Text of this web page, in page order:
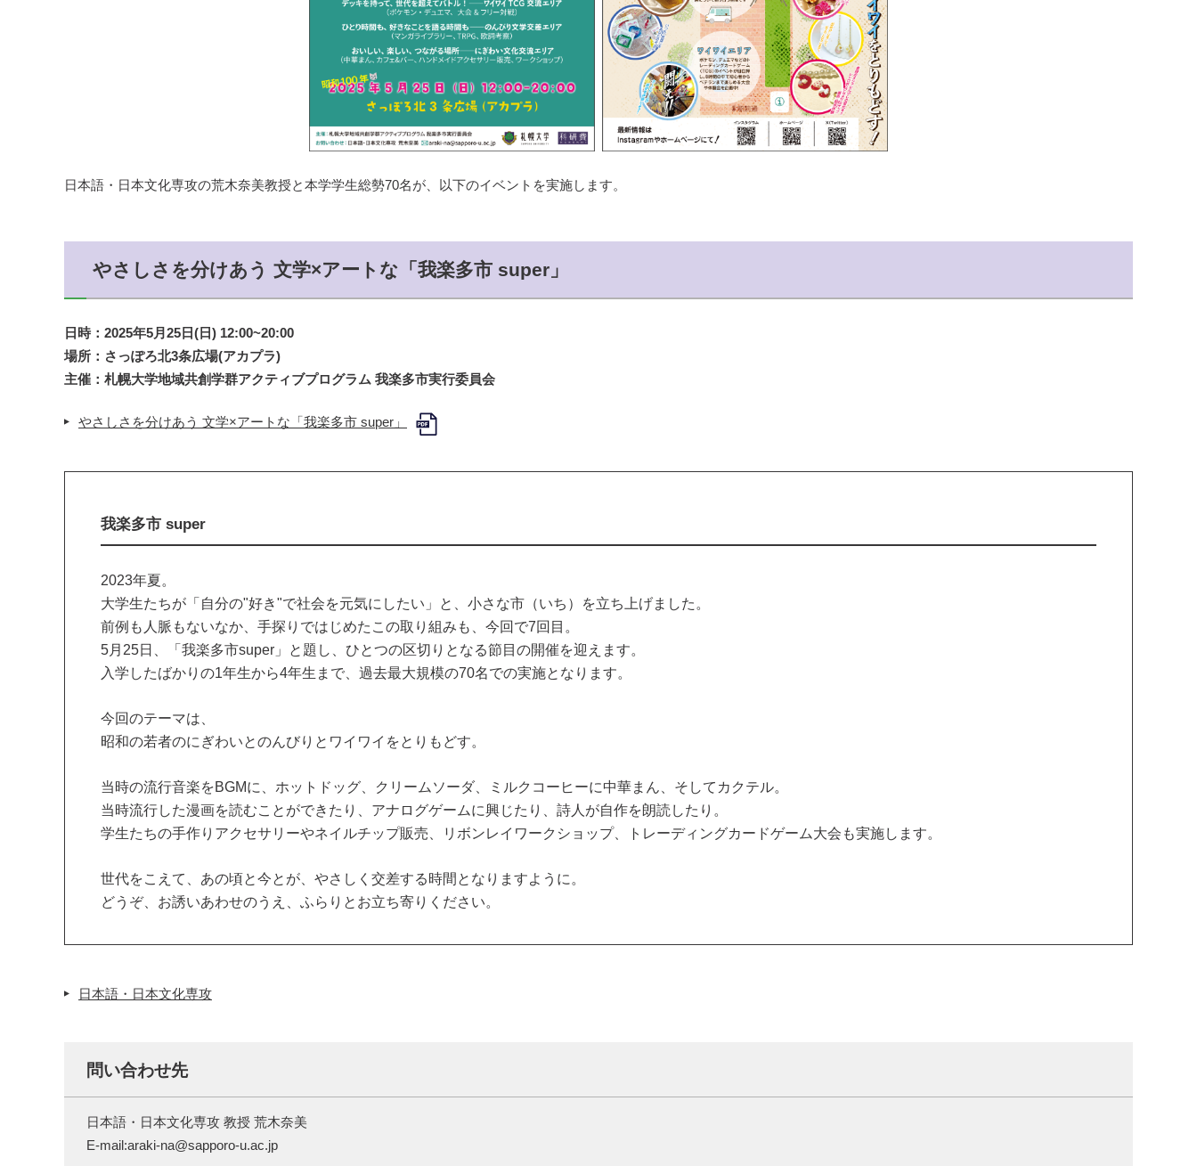
日本語・日本文化専攻の荒木奈美教授と本学学生総勢70名が、以下のイベントを実施します。
やさしさを分けあう 文学×アートな「我楽多市 super」
日時：2025年5月25日(日) 12:00~20:00
場所：さっぽろ北3条広場(アカプラ)
主催：札幌大学地域共創学群アクティブプログラム 我楽多市実行委員会
やさしさを分けあう 文学×アートな「我楽多市 super」
我楽多市 super
2023年夏。
大学生たちが「自分の"好き"で社会を元気にしたい」と、小さな市（いち）を立ち上げました。
前例も人脈もないなか、手探りではじめたこの取り組みも、今回で7回目。
5月25日、「我楽多市super」と題し、ひとつの区切りとなる節目の開催を迎えます。
入学したばかりの1年生から4年生まで、過去最大規模の70名での実施となります。
今回のテーマは、
昭和の若者のにぎわいとのんびりとワイワイをとりもどす。
当時の流行音楽をBGMに、ホットドッグ、クリームソーダ、ミルクコーヒーに中華まん、そしてカクテル。
当時流行した漫画を読むことができたり、アナログゲームに興じたり、詩人が自作を朗読したり。
学生たちの手作りアクセサリーやネイルチップ販売、リボンレイワークショップ、トレーディングカードゲーム大会も実施します。
世代をこえて、あの頃と今とが、やさしく交差する時間となりますように。
どうぞ、お誘いあわせのうえ、ふらりとお立ち寄りください。
日本語・日本文化専攻
問い合わせ先
日本語・日本文化専攻 教授 荒木奈美
E-mail:araki-na@sapporo-u.ac.jp